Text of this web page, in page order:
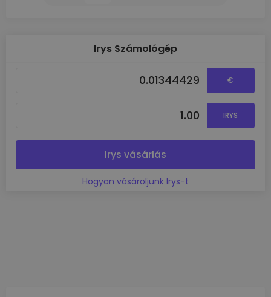
Irys Számológép
€
IRYS
Irys vásárlás
Hogyan vásároljunk Irys-t